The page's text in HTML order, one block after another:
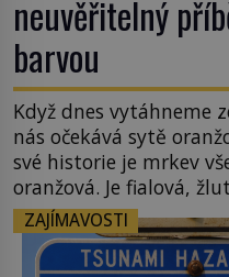
neuvěřitelný
barvou
Když dnes vytáhneme
nás očekává sytě
své historie je mrkev
oranžová. Je fialová,
téměř černá. Až díky
šlechtění se z ní stává
zahradu ani
ZAJÍMAVOSTI